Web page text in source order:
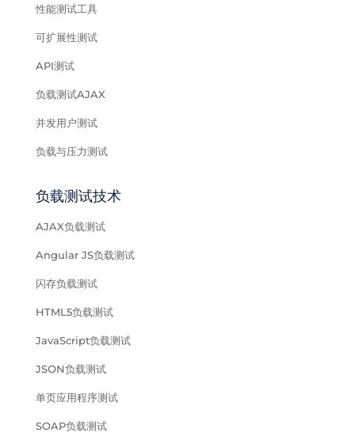
性能测试工具
可扩展性测试
API测试
负载测试AJAX
并发用户测试
负载与压力测试
负载测试技术
AJAX负载测试
Angular JS负载测试
闪存负载测试
HTML5负载测试
JavaScript负载测试
JSON负载测试
单页应用程序测试
SOAP负载测试